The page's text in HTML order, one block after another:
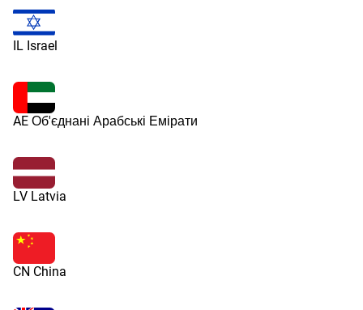
IL Israel
AE Об'єднані Арабські Емірати
LV Latvia
CN China